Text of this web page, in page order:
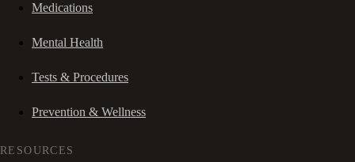
Medications
Mental Health
Tests & Procedures
Prevention & Wellness
RESOURCES